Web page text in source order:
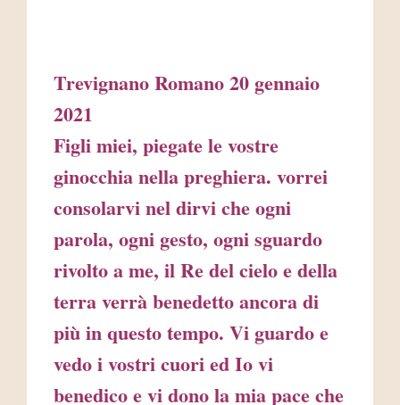
Trevignano Romano 20 gennaio
2021
Figli miei, piegate le vostre
ginocchia nella preghiera. vorrei
consolarvi nel dirvi che ogni
parola, ogni gesto, ogni sguardo
rivolto a me, il Re del cielo e della
terra verrà benedetto ancora di
più in questo tempo. Vi guardo e
vedo i vostri cuori ed Io vi
benedico e vi dono la mia pace che